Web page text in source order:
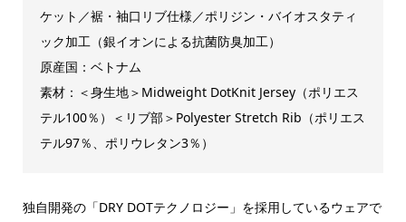
ケット／裾・袖口リブ仕様／ポリジン・バイオスタティ
ック加工（銀イオンによる抗菌防臭加工）
原産国：ベトナム
素材：＜身生地＞Midweight DotKnit Jersey（ポリエス
テル100％）＜リブ部＞Polyester Stretch Rib（ポリエス
テル97％、ポリウレタン3％）
独自開発の「DRY DOTテクノロジー」を採用しているウェアで